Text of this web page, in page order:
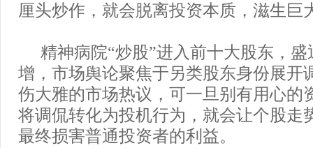
厘头炒作，就会脱离投资本质，滋生巨
精神病院“炒股”进入前十大股东，
增，市场舆论聚焦于另类股东身份展开
伤大雅的市场热议，可一旦别有用心的
将调侃转化为投机行为，就会让个股走
最终损害普通投资者的利益。